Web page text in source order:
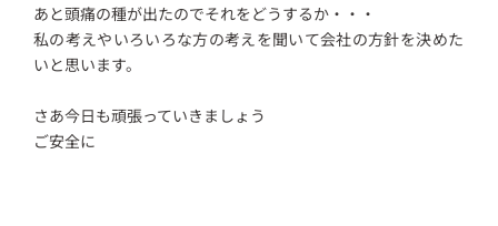
あと頭痛の種が出たのでそれをどうするか・・・
私の考えやいろいろな方の考えを聞いて会社の方針を決めた
いと思います。
さあ今日も頑張っていきましょう
ご安全に